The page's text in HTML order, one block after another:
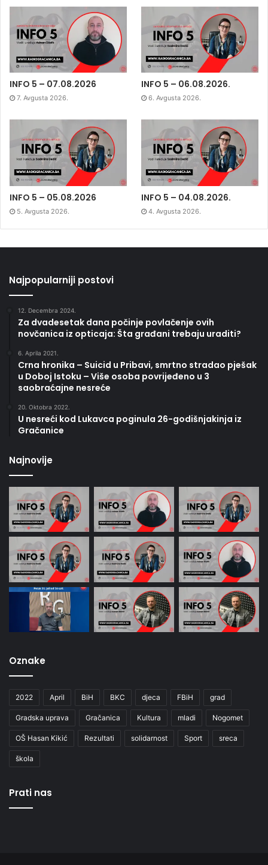
INFO 5 – 07.08.2026
7. Avgusta 2026.
INFO 5 – 06.08.2026.
6. Avgusta 2026.
INFO 5 – 05.08.2026
5. Avgusta 2026.
INFO 5 – 04.08.2026.
4. Avgusta 2026.
Najpopularniji postovi
12. Decembra 2024.
Za dvadesetak dana počinje povlačenje ovih
novčanica iz opticaja: Šta građani trebaju uraditi?
6. Aprila 2021.
Crna hronika – Suicid u Pribavi, smrtno stradao pješak
u Doboj Istoku – Više osoba povrijeđeno u 3
saobraćajne nesreće
20. Oktobra 2022.
U nesreći kod Lukavca poginula 26-godišnjakinja iz
Gračanice
Najnovije
Oznake
2022 April BiH BKC djeca FBiH grad
Gradska uprava Gračanica Kultura mladi Nogomet
OŠ Hasan Kikić Rezultati solidarnost Sport sreca
škola
Prati nas